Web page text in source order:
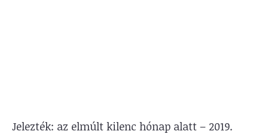
Jelezték: az elmúlt kilenc hónap alatt – 2019.